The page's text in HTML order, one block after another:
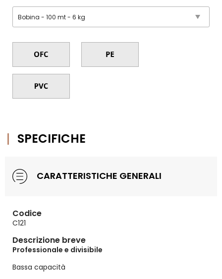
SPECIFICHE
CARATTERISTICHE GENERALI
Codice
C121
Descrizione breve
Professionale e divisibile
Bassa capacità